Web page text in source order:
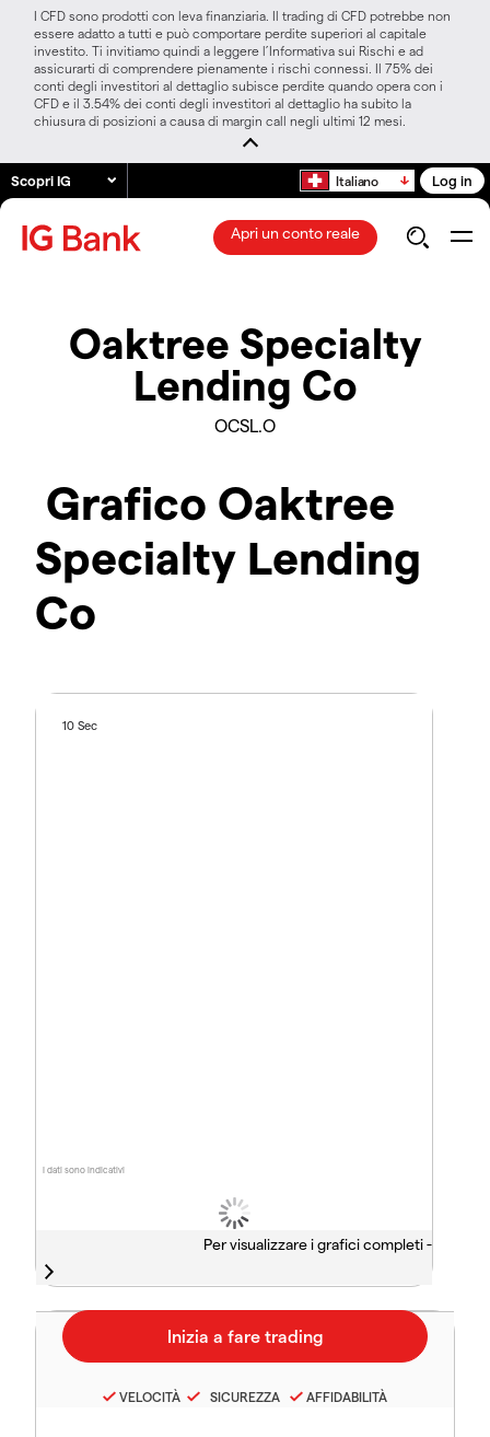
I CFD sono prodotti con leva finanziaria. Il trading di CFD potrebbe non
essere adatto a tutti e può comportare perdite superiori al capitale
investito. Ti invitiamo quindi a leggere l’Informativa sui Rischi e ad
assicurarti di comprendere pienamente i rischi connessi. Il 75% dei
conti degli investitori al dettaglio subisce perdite quando opera con i
CFD e il 3.54% dei conti degli investitori al dettaglio ha subito la
chiusura di posizioni a causa di margin call negli ultimi 12 mesi.
Scopri IG Italiano Log in
Apri un conto reale
Oaktree Specialty
Lending Co
OCSL.O
Grafico Oaktree
Specialty Lending
Co
I dati sono indicativi
10 Sec
Per visualizzare i grafici completi -
VELOCITÀ SICUREZZA AFFIDABILITÀ